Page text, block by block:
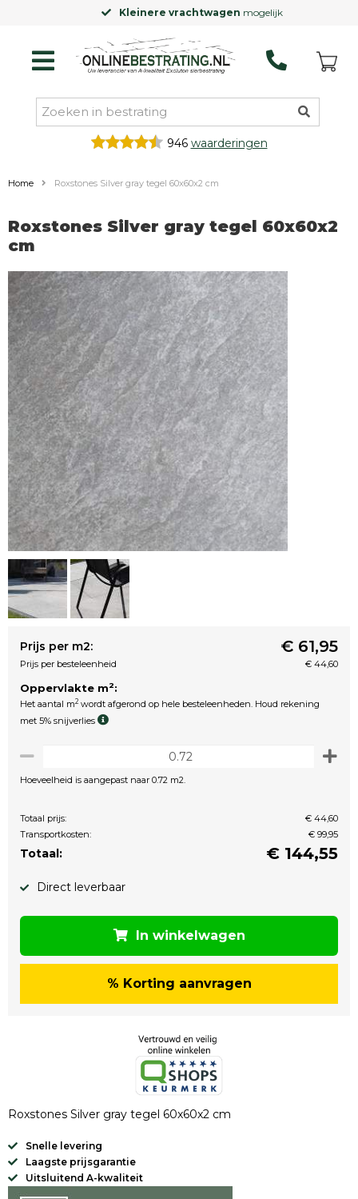
Kleinere vrachtwagenmogelijk
946 waarderingen
Home Roxstones Silver gray tegel 60x60x2 cm
Roxstones Silver gray tegel 60x60x2
cm
Prijs per m2: € 61,95
Prijs per besteleenheid € 44,60
Oppervlakte m2:
Het aantal m2 wordt afgerond op hele besteleenheden. Houd rekening
met 5% snijverlies
Hoeveelheid is aangepast naar 0.72 m2.
Totaal prijs:
€ 44,60
Transportkosten:
€ 99,95
Totaal: € 144,55
Direct leverbaar
In winkelwagen
% Korting aanvragen
Roxstones Silver gray tegel 60x60x2 cm
Snelle levering
Laagste prijsgarantie
Uitsluitend A-kwaliteit